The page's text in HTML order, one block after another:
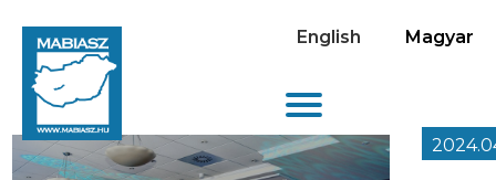
English Magyar